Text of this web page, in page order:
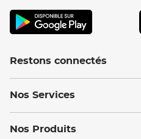
Restons connectés
Nos Services
Nos Produits